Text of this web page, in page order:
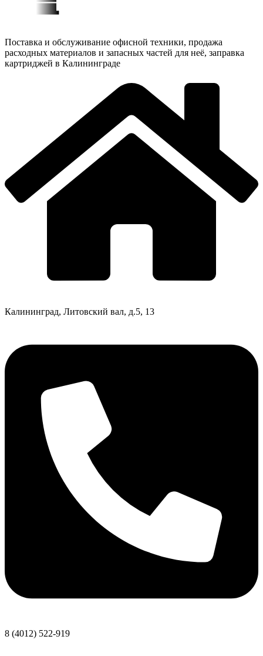
Поставка и обслуживание офисной техники, продажа
расходных материалов и запасных частей для неё, заправка
картриджей в Калининграде
Калининград, Литовский вал, д.5, 13
8 (4012) 522-919